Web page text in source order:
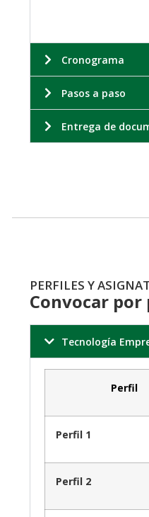
Cronograma
Pasos a paso
Entrega de
PERFILES Y
Convocar
Tecnología
Perfil
Perfil 1
Perfil 2